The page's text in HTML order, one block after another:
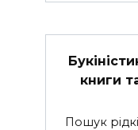
книги
Пошук